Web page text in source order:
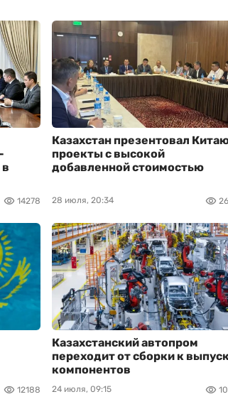
14278
Казахстан презентовал
проекты с высокой
добавленной стоимостью
28 июля, 20:34
12188
Казахстанский автопром
переходит от сборки к
компонентов
24 июля, 09:15